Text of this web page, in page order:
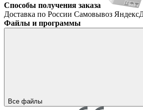
Способы получения заказа
Доставка по России Самовывоз
Файлы и программы
Все файлы